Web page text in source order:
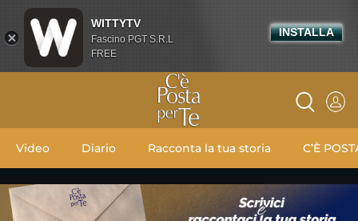
Video Diario Racconta la tua storia C’È
WITTYTV
Fascino PGT S.R.L
FREE
INSTALLA